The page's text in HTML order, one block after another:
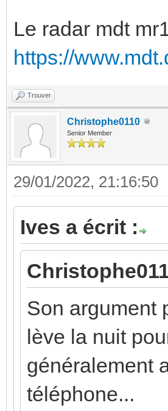
Le radar mdt
https://
Trouver
Christophe0110
Senior Member
29/01/2022, 21:16:50
Ives a écrit :
Son argument
lève la nuit
généralement
téléphone...